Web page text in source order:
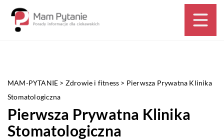
MAM-PYTANIE > Zdrowie i fitness > Pierwsza Prywatna Klinika
Stomatologiczna
Pierwsza Prywatna Klinika
Stomatologiczna